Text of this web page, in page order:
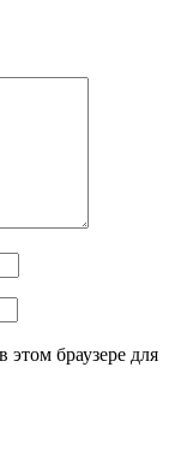
этом браузере для